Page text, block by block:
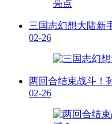
三国志幻想大陆新
02-26
两回合结束战斗！
02-26